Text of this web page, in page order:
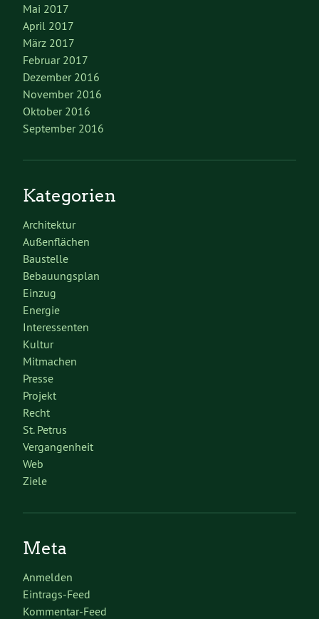
Mai 2017
April 2017
März 2017
Februar 2017
Dezember 2016
November 2016
Oktober 2016
September 2016
Kategorien
Architektur
Außenflächen
Baustelle
Bebauungsplan
Einzug
Energie
Interessenten
Kultur
Mitmachen
Presse
Projekt
Recht
St. Petrus
Vergangenheit
Web
Ziele
Meta
Anmelden
Eintrags-Feed
Kommentar-Feed